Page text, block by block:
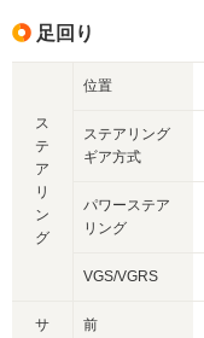
足回り
ス
テ
ア
リ
ン
グ
位置
ステアリング
ギア方式
パワーステア
リング
VGS/VGRS
サ
前